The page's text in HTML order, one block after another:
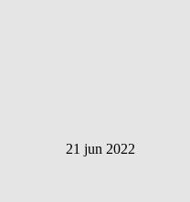
21 jun 2022